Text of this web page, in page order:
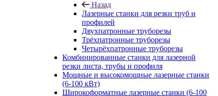
Назад
Лазерные станки для резки труб и
профилей
Двухпатронные труборезы
Трёхпатронные труборезы
Четырёхпатронные труборезы
Комбинированные станки для лазерной
резки листа, трубы и профиля
Мощные и высокомощные лазерные станки
(6-100 кВт)
Широкоформатные лазерные станки (6-100